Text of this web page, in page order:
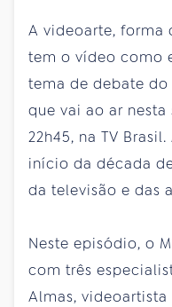
A videoarte, forma
tem o vídeo como
tema de debate
que vai ao ar nesta
22h45, na TV
início da década
da televisão e das
Neste episódio, o
com três
Almas,